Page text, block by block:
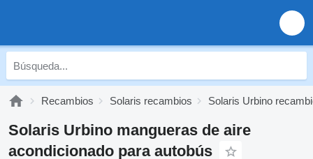
Recambios Solaris recambios Solaris Urbino
Solaris Urbino mangueras de aire
acondicionado para autobús